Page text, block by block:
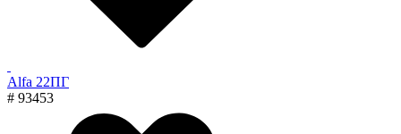
Alfa 22ПГ
# 93453